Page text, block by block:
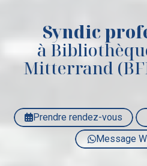
Syndic
à
Mitterrand
Prendre rendez-vous
Message